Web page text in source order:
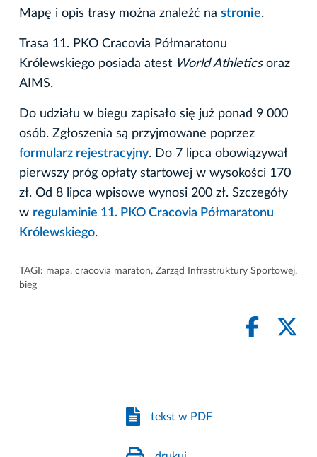
Mapę i opis trasy można znaleźć na stronie.
Trasa 11. PKO Cracovia Półmaratonu
Królewskiego posiada atest World Athleticsoraz
AIMS.
Do udziału w biegu zapisało się już ponad 9 000
osób. Zgłoszenia są przyjmowane poprzez
formularz rejestracyjny. Do 7 lipca obowiązywał
pierwszy próg opłaty startowej w wysokości 170
zł. Od 8 lipca wpisowe wynosi 200 zł. Szczegóły
w regulaminie 11. PKO Cracovia Półmaratonu
Królewskiego.
TAGI: mapa, cracovia maraton, Zarząd Infrastruktury Sportowej,
bieg
tekst w PDF